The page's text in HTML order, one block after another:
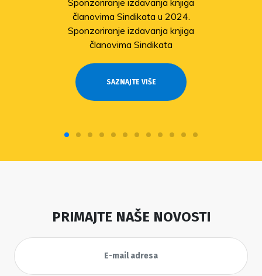
članovima Sindikata u 2024.
Sponzoriranje izdavanja knjiga
članovima Sindikata
SAZNAJTE VIŠE
PRIMAJTE NAŠE NOVOSTI